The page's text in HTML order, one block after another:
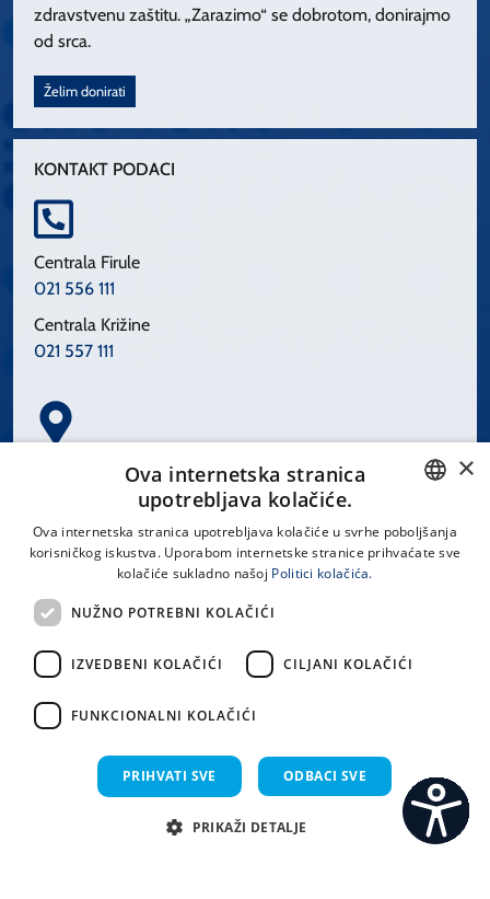
zdravstvenu zaštitu. „Zarazimo“ se dobrotom, donirajmo
od srca.
Želim donirati
KONTAKT PODACI
Centrala Firule
021 556 111
Centrala Križine
021 557 111
Spinčićeva 1, 21000 Split
LINKOVI
Uvjeti korištenja
CROATIAN
×
Ova internetska stranica
upotrebljava kolačiće.
Ova internetska stranica upotrebljava kolačiće u svrhe poboljšanja
korisničkog iskustva. Uporabom internetske stranice prihvaćate sve
kolačiće sukladno našoj Politici kolačića.
NUŽNO POTREBNI KOLAČIĆI
IZVEDBENI KOLAČIĆI CILJANI KOLAČIĆI
FUNKCIONALNI KOLAČIĆI
PRIHVATI SVE ODBACI SVE
PRIKAŽI DETALJE